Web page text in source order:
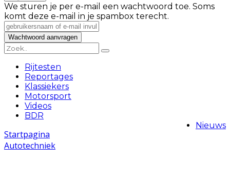
We sturen je per e-mail een wachtwoord toe. Soms
komt deze e-mail in je spambox terecht.
Rijtesten
Reportages
Klassiekers
Motorsport
Videos
BDR
Nieuws
Startpagina
Autotechniek